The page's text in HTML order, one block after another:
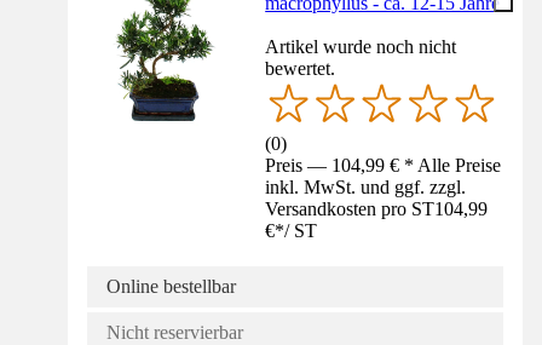
Artikel wurde noch nicht
bewertet.
(0)
Preis — 104,99 € * Alle Preise
inkl. MwSt. und ggf. zzgl.
Versandkosten pro ST104,99
€*/ ST
Online bestellbar
Nicht reservierbar